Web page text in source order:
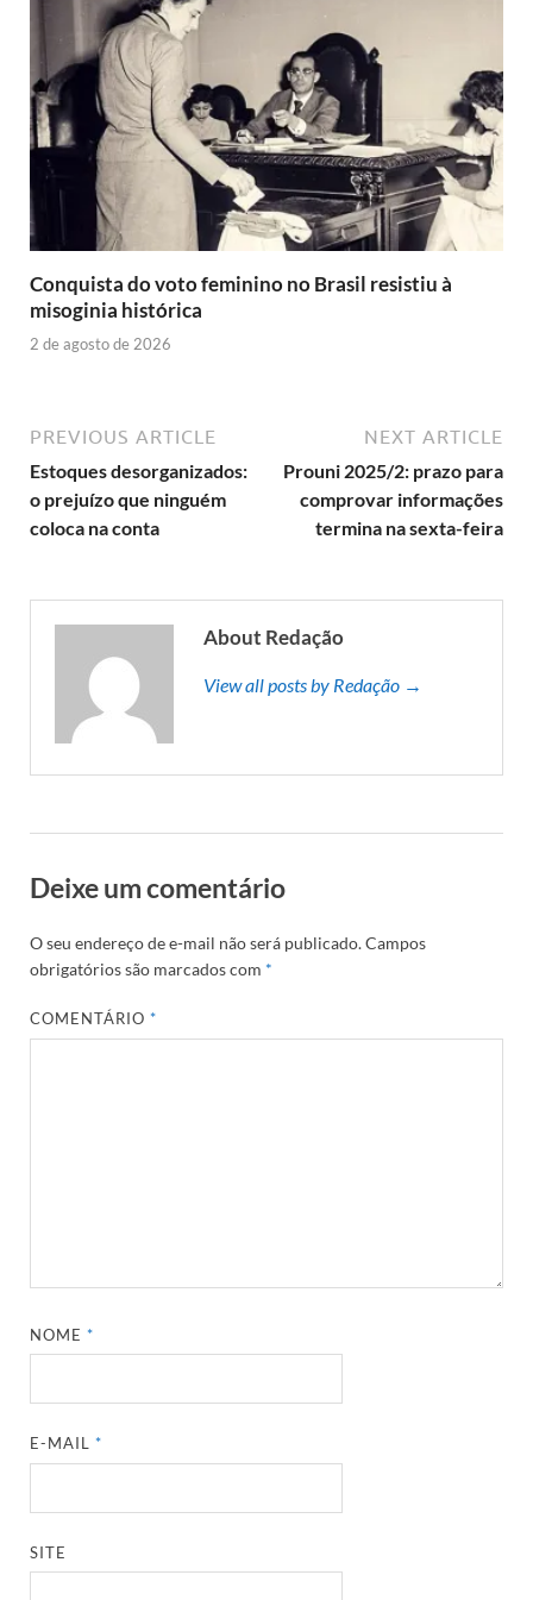
Conquista do voto feminino no Brasil resistiu à
misoginia histórica
2 de agosto de 2026
PREVIOUS ARTICLE
Estoques desorganizados:
o prejuízo que ninguém
coloca na conta
NEXT ARTICLE
Prouni 2025/2: prazo para
comprovar informações
termina na sexta-feira
About Redação
View all posts by Redação →
Deixe um comentário
O seu endereço de e-mail não será publicado.Campos
obrigatórios são marcados com *
COMENTÁRIO*
NOME*
E-MAIL*
SITE